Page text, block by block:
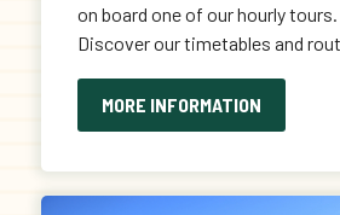
on board one of our hourly tours.
Discover our timetables and
MORE INFORMATION